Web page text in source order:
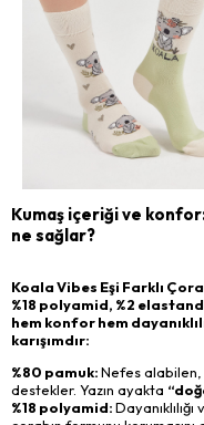
Kumaş içeriği ve
ne sağlar?
Koala Vibes Eşi Farklı
%18 polyamid, %2
hem konfor hem
karışımdır:
%80 pamuk:Nefes alabilen,
destekler. Yazın ayakta
%18 polyamid: